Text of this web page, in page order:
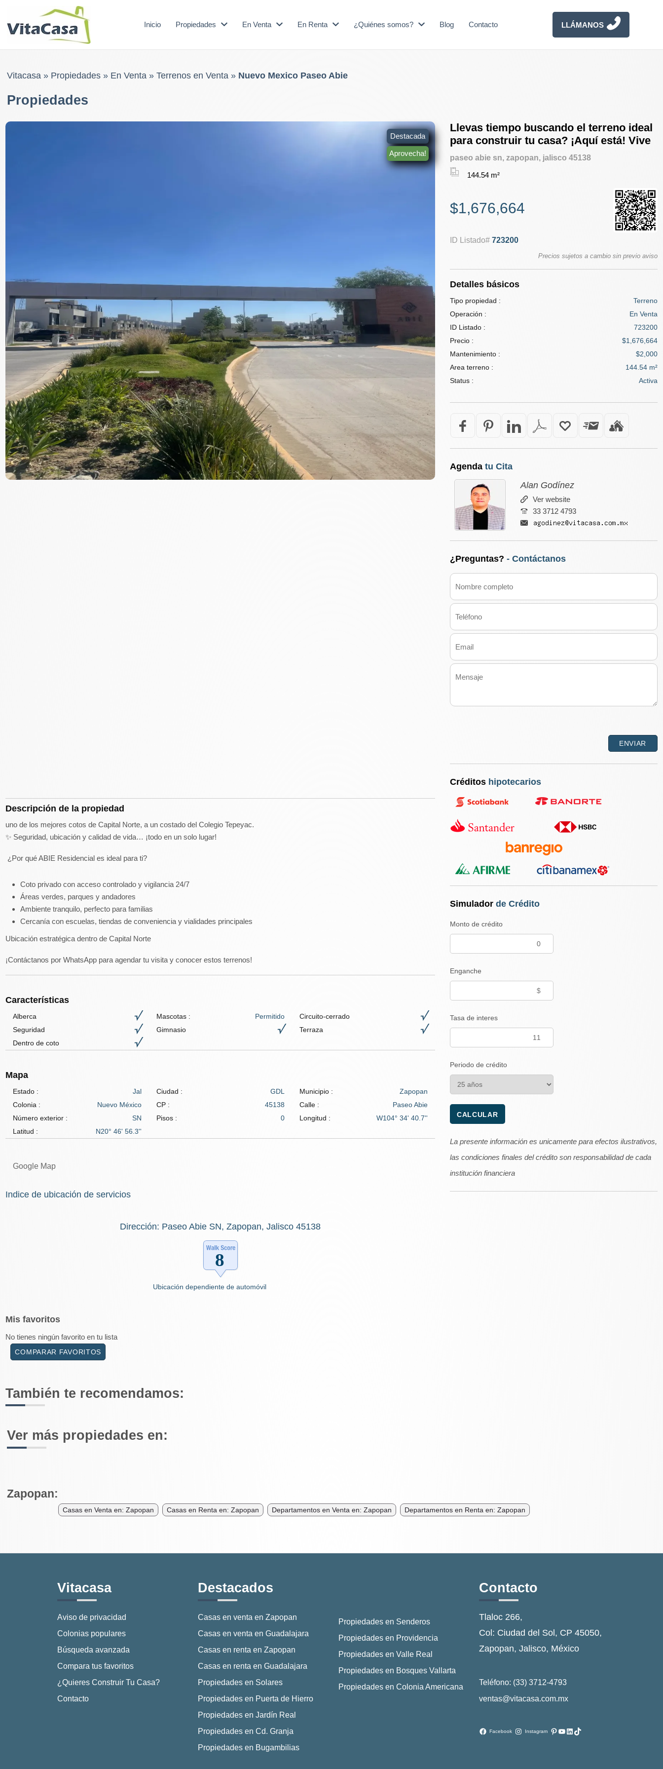
Inicio Propiedades En Venta En Renta ¿Quiénes somos? Blog Contacto LLÁMANOS
Vitacasa» Propiedades» En Venta» Terrenos en Venta» Nuevo Mexico Paseo Abie
Propiedades
Destacada
Aprovecha!
Descripción de la propiedad
uno de los mejores cotos de Capital Norte, a un costado del Colegio Tepeyac.
✨ Seguridad, ubicación y calidad de vida… ¡todo en un solo lugar!
¿Por qué ABIE Residencial es ideal para ti?
Coto privado con acceso controlado y vigilancia 24/7
Áreas verdes, parques y andadores
Ambiente tranquilo, perfecto para familias
Cercanía con escuelas, tiendas de conveniencia y vialidades principales
Ubicación estratégica dentro de Capital Norte
¡Contáctanos por WhatsApp para agendar tu visita y conocer estos terrenos!
Características
Alberca Mascotas: Permitido
Circuito-cerrado
Seguridad
Gimnasio
Terraza
Dentro de coto
Mapa
Estado : Jal Ciudad : GDL Municipio :
Zapopan
Colonia :
Nuevo México CP : 45138 Calle :
Paseo Abie
Número exterior :
SN Pisos : 0 Longitud :
W104° 34' 40.7''
Latitud :
N20° 46' 56.3''
Google Map
Indice de ubicación de servicios
Dirección: Paseo Abie SN, Zapopan, Jalisco 45138
Ubicación dependiente de automóvil
Mis favoritos
No tienes ningún favorito en tu lista
COMPARAR FAVORITOS
Llevas tiempo buscando el terreno ideal
para construir tu casa? ¡Aquí está! Vive
paseo abie sn, zapopan, jalisco 45138
144.54 m²
$1,676,664
ID Listado# 723200
Precios sujetos a cambio sin previo aviso
Detalles básicos
Tipo propiedad :
Terreno
Operación :
En Venta
ID Listado :
723200
Precio :
$1,676,664
Mantenimiento :
$2,000
Area terreno :
144.54 m²
Status :
Activa
Agendatu Cita
Alan Godínez
Ver website
33 3712 4793
¿Preguntas? - Contáctanos
Créditoshipotecarios
Simuladorde Crédito
Monto de crédito
Enganche
Tasa de interes
Periodo de crédito
La presente información es unicamente para efectos ilustrativos,
las condiciones finales del crédito son responsabilidad de cada
institución financiera
También te recomendamos:
Ver más propiedades en:
Zapopan:
Casas en Venta en: Zapopan Casas en Renta en: Zapopan Departamentos en Venta en: Zapopan Departamentos en Renta en: Zapopan
Vitacasa
Aviso de privacidad
Colonias populares
Búsqueda avanzada
Compara tus favoritos
¿Quieres Construir Tu Casa?
Contacto
Destacados
Casas en venta en Zapopan
Casas en venta en Guadalajara
Casas en renta en Zapopan
Casas en renta en Guadalajara
Propiedades en Solares
Propiedades en Puerta de Hierro
Propiedades en Jardín Real
Propiedades en Cd. Granja
Propiedades en Bugambilias
Propiedades en Senderos
Propiedades en Providencia
Propiedades en Valle Real
Propiedades en Bosques Vallarta
Propiedades en Colonia Americana
Contacto
Tlaloc 266,
Col: Ciudad del Sol, CP 45050,
Zapopan, Jalisco, México
Teléfono: (33) 3712-4793
ventas@vitacasa.com.mx
Facebook Instagram Pinterest
YouTube
LinkedIn
TikTok